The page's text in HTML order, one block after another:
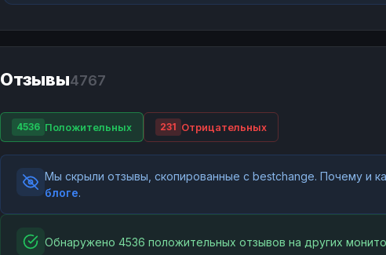
Отзывы4767
4536 Положительных 231 Отрицательных
Мы скрыли отзывы, скопированные с bestchange. Почему и
блоге.
Обнаружено 4536 положительных отзывов на других